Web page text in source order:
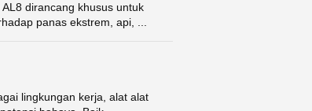
dirancang khusus untuk
panas ekstrem, api, ...
lingkungan kerja, alat alat